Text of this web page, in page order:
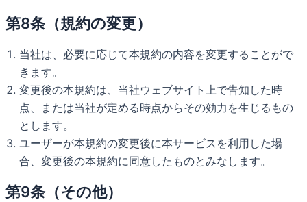
第8条（規約の変更）
当社は、必要に応じて本規約の内容を変更することがで
きます。
変更後の本規約は、当社ウェブサイト上で告知した時
点、または当社が定める時点からその効力を生じるもの
とします。
ユーザーが本規約の変更後に本サービスを利用した場
合、変更後の本規約に同意したものとみなします。
第9条（その他）